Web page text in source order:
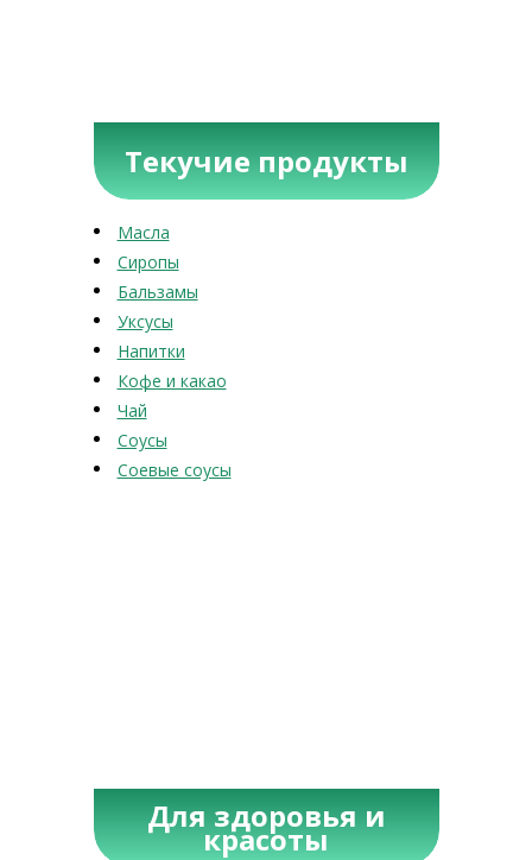
Текучие продукты
Масла
Сиропы
Бальзамы
Уксусы
Напитки
Кофе и какао
Чай
Соусы
Соевые соусы
Для здоровья и
красоты